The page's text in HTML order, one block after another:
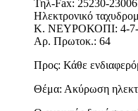
Τηλ-Fax: 25230-23006
Ηλεκτρονικό
Κ. ΝΕΥΡΟΚΟΠΙ: 4-7-
Αρ. Πρωτοκ.: 64
Προς: Κάθε
Θέμα: Ακύρωση